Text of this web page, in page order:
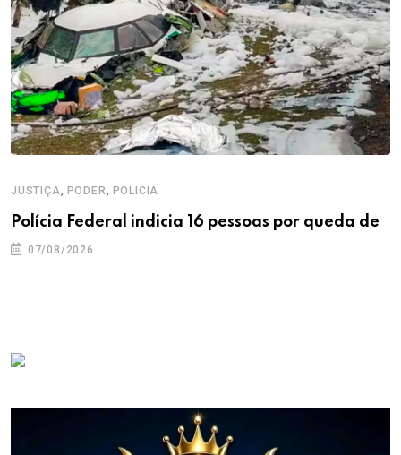
JUSTIÇA, PODER, POLICIA
Polícia Federal indicia 16 pessoas por queda de
07/08/2026